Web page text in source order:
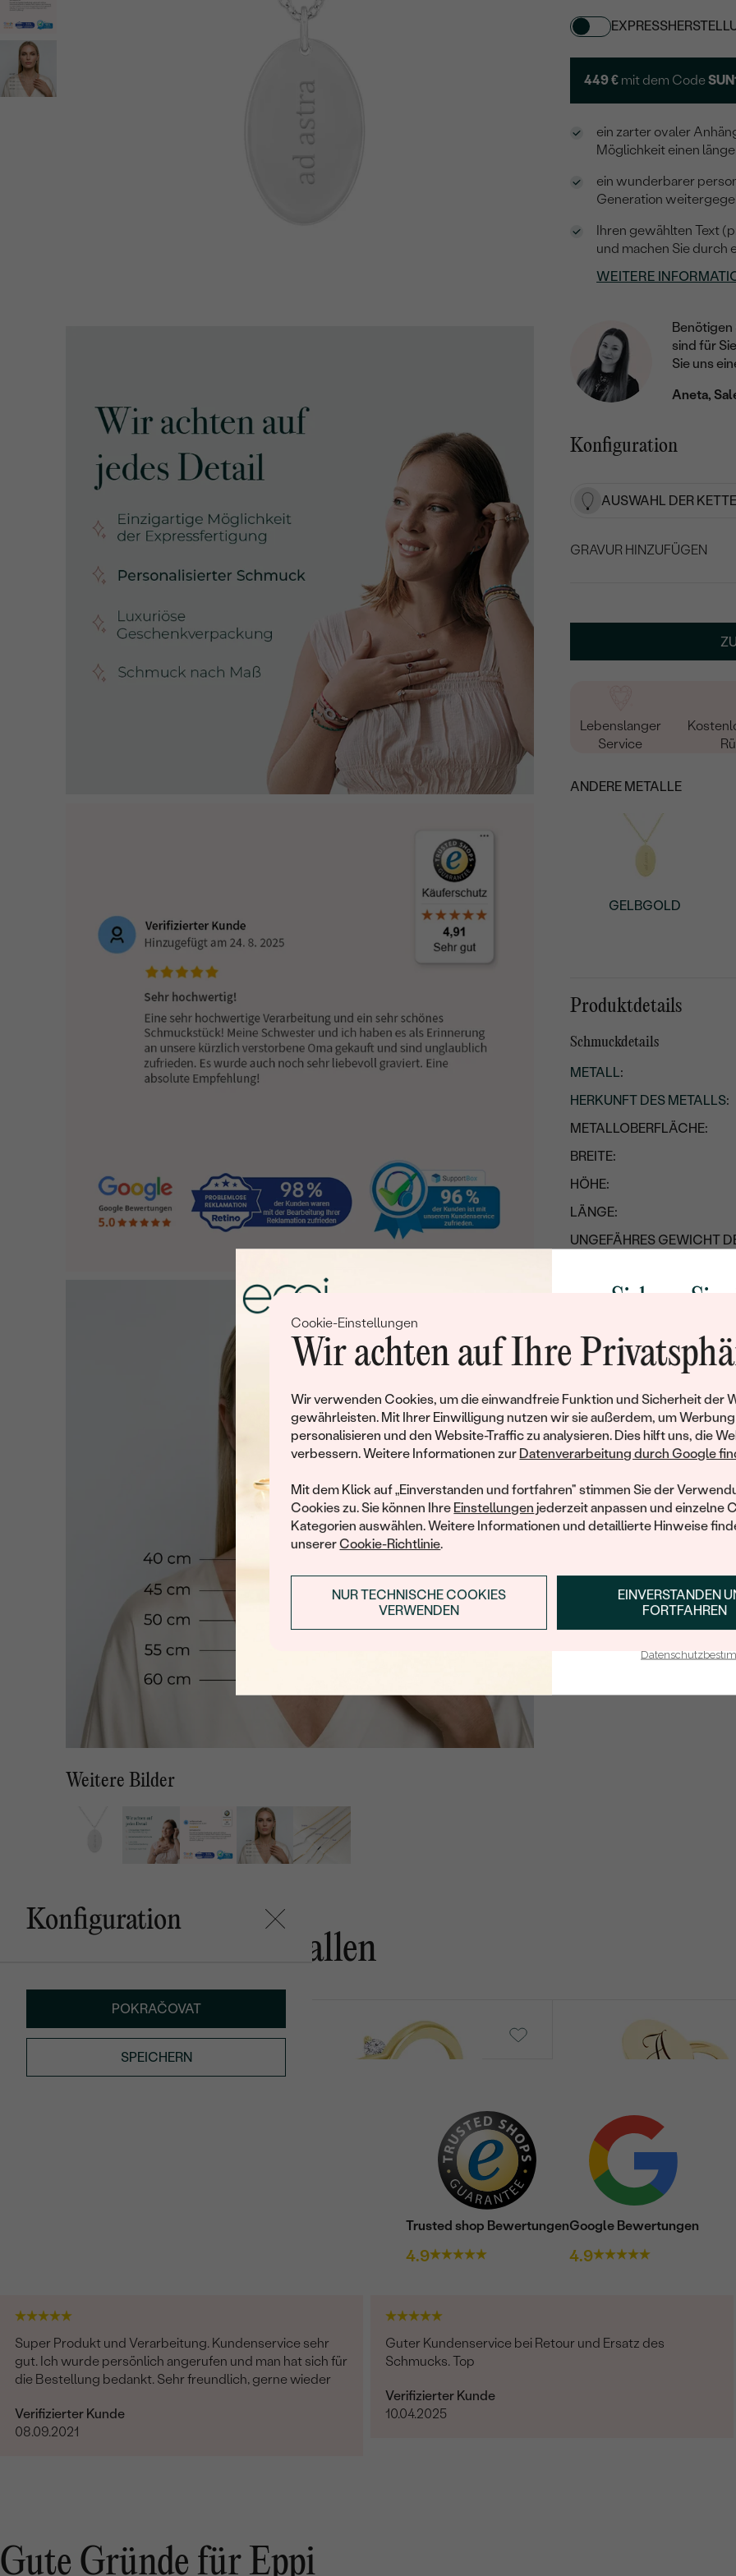
Cookie-Einstellungen
Wir achten auf Ihre
Wir verwenden Cookies, um die einwandfreie Funktion und Sicherheit der
gewährleisten. Mit Ihrer Einwilligung nutzen wir sie außerdem, um Werbung
personalisieren und den Website-Traffic zu analysieren. Dies hilft uns, die
verbessern. Weitere Informationen zur Datenverarbeitung durch Google
Mit dem Klick auf „Einverstanden und fortfahren" stimmen Sie der
Cookies zu. Sie können Ihre Einstellungen jederzeit anpassen und einzelne
Kategorien auswählen. Weitere Informationen und detaillierte Hinweise
unsererCookie-Richtlinie.
EINVERSTANDEN
FORTFAHREN
NUR TECHNISCHE COOKIES
VERWENDEN
Weitere Bilder
449 € mit dem Code
ein zarter ovaler
Möglichkeit einen
ein wunderbarer
Generation
Ihren gewählten Text
und machen Sie durch
WEITERE
Benötigen
sind für
Sie uns
Aneta,
Konfiguration
AUSWAHL DER
GRAVUR HINZUFÜGEN
Geben Sie Initialen/Text
Lebenslanger
Service
ANDERE METALLE
GELBGOLD
Produktdetails
Schmuckdetails
METALL:
HERKUNFT DES METALLS:
METALLOBERFLÄCHE:
BREITE:
HÖHE:
LÄNGE:
UNGEFÄHRES GEWICHT
Konfiguration
POKRAČOVAT
SPEICHERN
Das könnte Ihnen gefallen
von € 719 AUF LAGER
Trusted shop Bewertungen
4.9
Google Bewertungen
4.9
Super Produkt und Verarbeitung. Kundenservice sehr
gut. Ich wurde persönlich angerufen und man hat sich für
die Bestellung bedankt. Sehr freundlich, gerne wieder
Verifizierter Kunde
08.09.2021
Guter Kundenservice bei Retour und Ersatz des
Schmucks. Top
Verifizierter Kunde
10.04.2025
Gute Gründe für Eppi
Sichern Sie
Rabatt auf
Werden Sie Teil
und entdecken Sie die
gefertigten Schmucks
Ihren ersten
ANMELDEN &
E-Mail-Adresse je bei uns in